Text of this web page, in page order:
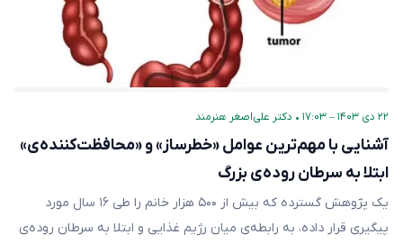
۲۲ دی ۱۴۰۳ – ۱۷:۰۳ • دکتر علی‌اصغر هنرمند
آشنایی با مهم‌ترین عوامل «خطرساز» و «محافظت‌کننده‌ی»
ابتلا به سرطان‌ روده‌ی بزرگ
یک پژوهش گسترده که بیش از ۵۰۰ هزار خانم را طی ۱۶ سال مورد
پیگیری قرار داده، به رابطه‌ی میان رژیم غذایی و ابتلا به سرطان‌ روده‌ی